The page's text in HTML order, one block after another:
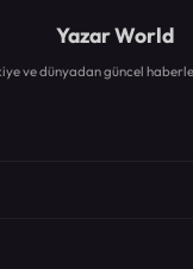
Yazar World
ve dünyadan güncel